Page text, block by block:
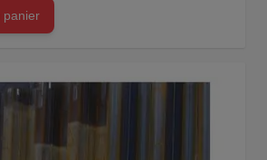
panier